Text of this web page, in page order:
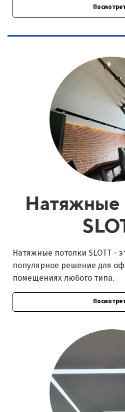
Натяжные
Натяжные потолки SLOTT -
популярное решение для
помещениях любого типа.